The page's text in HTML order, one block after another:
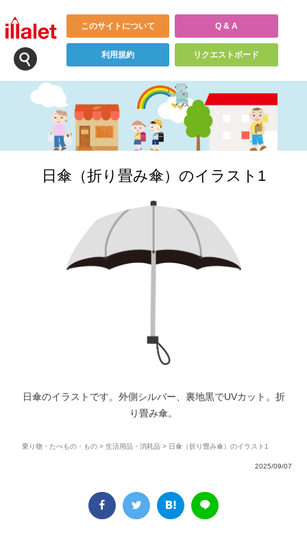
このサイトについて Q & A
利用規約 リクエストボード
日傘（折り畳み傘）のイラスト1
日傘のイラストです。外側シルバー、裏地黒でUVカット。折
り畳み傘。
乗り物・たべもの・もの >生活用品・消耗品 > 日傘（折り畳み傘）のイラスト1
2025/09/07